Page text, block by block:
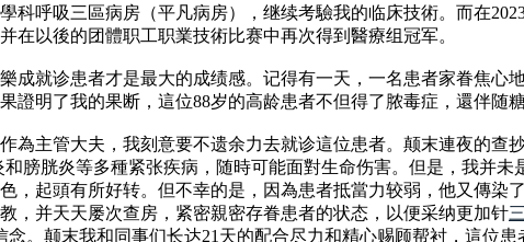
科呼吸三區病房（平凡病房），继续考驗我的临床技術。而在
在以後的团體职工职業技術比赛中再次得到醫療组冠军。
成就诊患者才是最大的成绩感。记得有一天，一名患者家眷焦心
證明了我的果断，這位88岁的高龄患者不但得了脓毒症，還伴随
為主管大夫，我刻意要不遗余力去就诊這位患者。颠末連夜的查
膀胱炎等多種紧张疾病，随時可能面對生命伤害。但是，我并未
，起頭有所好转。但不幸的是，因為患者抵當力较弱，他又傳染
，并天天屡次查房，紧密親密存眷患者的状态，以便采纳更加针
念。颠末我和同事们长达21天的配合尽力和精心赐顾帮衬，這位患